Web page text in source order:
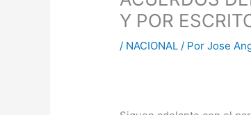
Y POR
/ NACIONAL / PorJose